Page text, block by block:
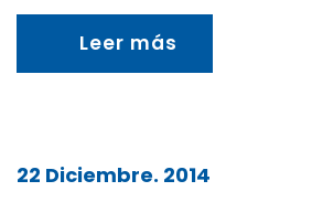
Leer más
22 Diciembre. 2014